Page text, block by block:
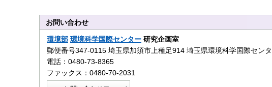
お問い合わせ
環境部 環境科学国際センター 研究企画室
郵便番号347-0115 埼玉県加須市上種足914 埼玉県環境科学国際セン
電話：0480-73-8365
ファックス：0480-70-2031